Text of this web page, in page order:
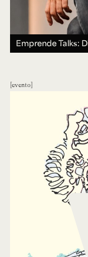
Emprende Talks:
evento